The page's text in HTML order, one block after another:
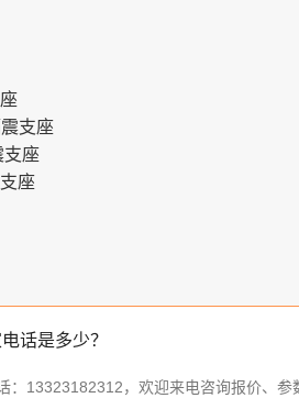
支座
支座
座
话是多少？
：13323182312，欢迎来电咨询报价、参